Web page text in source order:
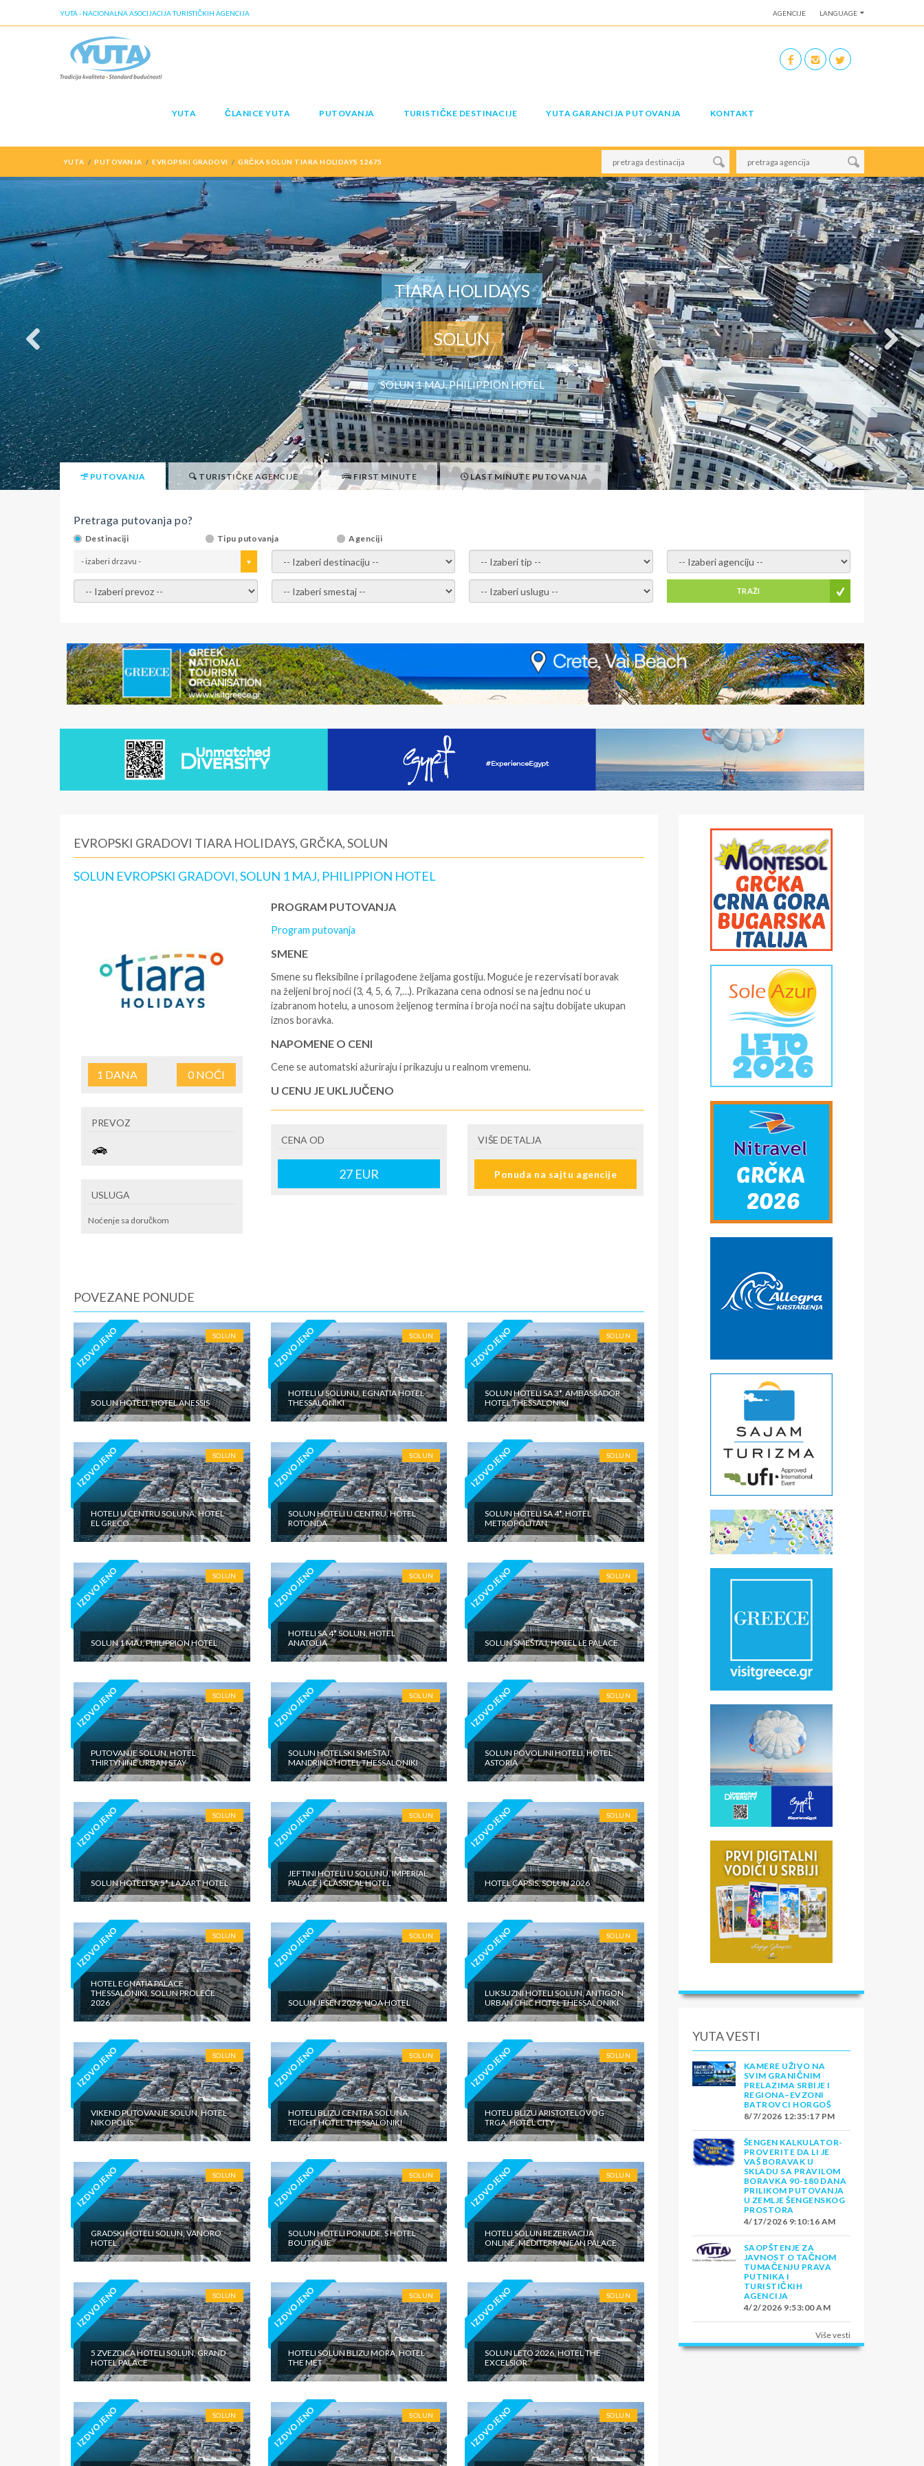
AGENCIJE LANGUAGE
YUTA - NACIONALNA ASOCIJACIJA TURISTIČKIH AGENCIJA
YUTA ČLANICE YUTA PUTOVANJA TURISTIČKE DESTINACIJE YUTA GARANCIJA PUTOVANJA KONTAKT
YUTA PUTOVANJA EVROPSKI GRADOVI GRČKA SOLUN TIARA HOLIDAYS 12675
TIARA HOLIDAYS
SOLUN
SOLUN 1 MAJ, PHILIPPION HOTEL
PUTOVANJA TURISTIČKE AGENCIJE FIRST MINUTE LAST MINUTE PUTOVANJA
Pretraga putovanja po?
Destinaciji Tipu putovanja Agenciji
- izaberi drzavu - - izaberi destinaciju - - izaberi tip - - izaberi agenciju -
- izaberi prevoz - - Izaberite smestaj - - Izaberite uslugu - TRAŽI
EVROPSKI GRADOVI TIARA HOLIDAYS, GRČKA, SOLUN
SOLUN EVROPSKI GRADOVI, SOLUN 1 MAJ, PHILIPPION HOTEL
1 DANA 0NOĆI
PREVOZ
USLUGA
Noćenje sa doručkom
PROGRAM PUTOVANJA
Program putovanja
SMENE
Smene su fleksibilne i prilagođene željama gostiju. Moguće je rezervisati boravak
na željeni broj noći (3, 4, 5, 6, 7,…). Prikazana cena odnosi se na jednu noć u
izabranom hotelu, a unosom željenog termina i broja noći na sajtu dobijate ukupan
iznos boravka.
NAPOMENE O CENI
Cene se automatski ažuriraju i prikazuju u realnom vremenu.
U CENU JE UKLJUČENO
-rezervisane i potvrđene usluge u izabranoj smeštajnoj jedinici prema opisu -
putovanja
- boravišne takse (naknada za otpornost na klimatsku krizu) na destinaciji, plaćaju
domicilne zemlje na licu mesta. - individualne troškove
CENA OD
27EUR
VIŠE DETALJA
Ponuda na sajtu agencije
POVEZANE PONUDE
IZDVOJENO SOLUN
SOLUN HOTELI, HOTEL ANESSIS
IZDVOJENO SOLUN
HOTELI U SOLUNU, EGNATIA HOTEL
THESSALONIKI
IZDVOJENO SOLUN
SOLUN HOTELI SA 3*, AMBASSADOR
HOTEL THESSALONIKI
IZDVOJENO SOLUN
HOTELI U CENTRU SOLUNA, HOTEL
EL GRECO
IZDVOJENO SOLUN
SOLUN HOTELI U CENTRU, HOTEL
ROTONDA
IZDVOJENO SOLUN
SOLUN HOTELI SA 4*, HOTEL
METROPOLITAN
IZDVOJENO SOLUN
SOLUN 1 MAJ, PHILIPPION HOTEL
IZDVOJENO SOLUN
HOTELI SA 4* SOLUN, HOTEL
ANATOLIA
IZDVOJENO SOLUN
SOLUN SMEŠTAJ, HOTEL LE PALACE
IZDVOJENO SOLUN
PUTOVANJE SOLUN, HOTEL
THIRTYNINE URBAN STAY
IZDVOJENO SOLUN
SOLUN HOTELSKI SMEŠTAJ,
MANDRINO HOTEL THESSALONIKI
IZDVOJENO SOLUN
SOLUN POVOLJNI HOTELI, HOTEL
ASTORIA
IZDVOJENO SOLUN
SOLUN HOTELI SA 5*, LAZART HOTEL
IZDVOJENO SOLUN
JEFTINI HOTELI U SOLUNU, IMPERIAL
PALACE | CLASSICAL HOTEL
IZDVOJENO SOLUN
HOTEL CAPSIS, SOLUN 2026
IZDVOJENO SOLUN
HOTEL EGNATIA PALACE
THESSALONIKI, SOLUN PROLEĆE
2026
IZDVOJENO SOLUN
SOLUN JESEN 2026, NOA HOTEL
IZDVOJENO SOLUN
LUKSUZNI HOTELI SOLUN, ANTIGON
URBAN CHIC HOTEL THESSALONIKI
IZDVOJENO SOLUN
VIKEND PUTOVANJE SOLUN, HOTEL
NIKOPOLIS
IZDVOJENO SOLUN
HOTELI BLIZU CENTRA SOLUNA,
TEIGHT HOTEL THESSALONIKI
IZDVOJENO SOLUN
HOTELI BLIZU ARISTOTELOVOG
TRGA, HOTEL CITY
IZDVOJENO SOLUN
GRADSKI HOTELI SOLUN, VANORO
HOTEL
IZDVOJENO SOLUN
SOLUN HOTELI PONUDE, S HOTEL
BOUTIQUE
IZDVOJENO SOLUN
HOTELI SOLUN REZERVACIJA
ONLINE, MEDITERRANEAN PALACE
IZDVOJENO SOLUN
5 ZVEZDICA HOTELI SOLUN, GRAND
HOTEL PALACE
IZDVOJENO SOLUN
HOTELI SOLUN BLIZU MORA, HOTEL
THE MET
IZDVOJENO SOLUN
SOLUN LETO 2026, HOTEL THE
EXCELSIOR
IZDVOJENO SOLUN IZDVOJENO SOLUN IZDVOJENO SOLUN
YUTA VESTI
KAMERE UŽIVO NA
SVIM GRANIČNIM
PRELAZIMA SRBIJE I
REGIONA–EVZONI
BATROVCI HORGOŠ
8/7/2026 12:35:17 PM
ŠENGEN KALKULATOR-
PROVERITE DA LI JE
VAŠ BORAVAK U
SKLADU SA PRAVILOM
BORAVKA 90-180 DANA
PRILIKOM PUTOVANJA
U ZEMLJE ŠENGENSKOG
PROSTORA
4/17/2026 9:10:16 AM
SAOPŠTENJE ZA
JAVNOST O TAČNOM
TUMAČENJU PRAVA
PUTNIKA I
TURISTIČKIH
AGENCIJA
4/2/2026 9:53:00 AM
Više vesti